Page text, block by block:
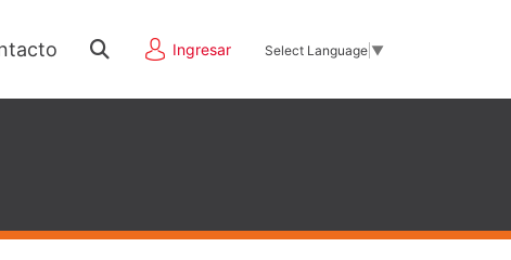
Ingresar Select Language ▼